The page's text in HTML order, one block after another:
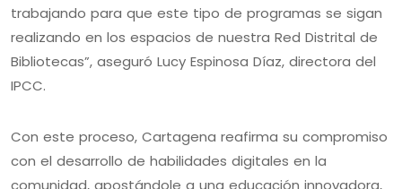
trabajando para que este tipo de programas se sigan
realizando en los espacios de nuestra Red Distrital de
Bibliotecas”, aseguró Lucy Espinosa Díaz, directora del
IPCC.
Con este proceso, Cartagena reafirma su compromiso
con el desarrollo de habilidades digitales en la